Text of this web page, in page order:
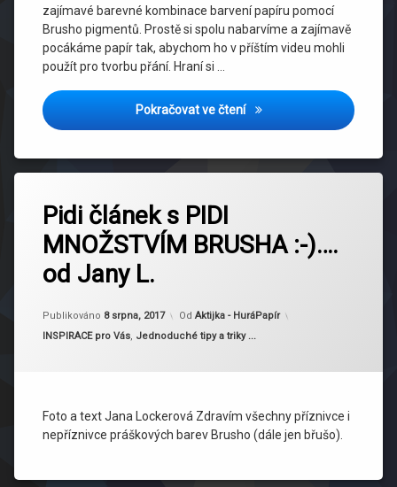
zajímavé barevné kombinace barvení papíru pomocí
Brusho pigmentů. Prostě si spolu nabarvíme a zajímavě
pocákáme papír tak, abychom ho v příštím videu mohli
použít pro tvorbu přání. Hraní si …
Pokračovat ve čteníKreativní studio – barvení
Pidi článek s PIDI
MNOŽSTVÍM BRUSHA :-)….
od Jany L.
Publikováno 8 srpna, 2017 Od Aktijka - HuráPapír
Kategorie:
INSPIRACE pro Vás, Jednoduché tipy a triky ...
Foto a text Jana Lockerová Zdravím všechny příznivce i
nepříznivce práškových barev Brusho (dále jen břušo).